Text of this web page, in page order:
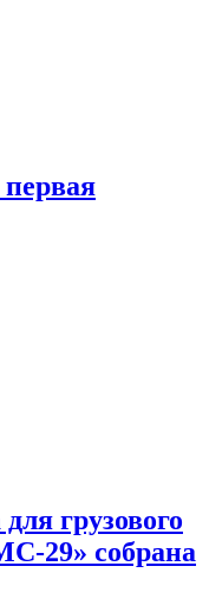
грузового
29» собрана